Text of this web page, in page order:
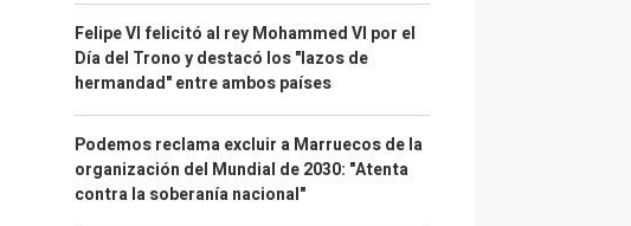
Felipe VI felicitó al rey Mohammed VI por el
Día del Trono y destacó los "lazos de
hermandad" entre ambos países
Podemos reclama excluir a Marruecos de la
organización del Mundial de 2030: "Atenta
contra la soberanía nacional"